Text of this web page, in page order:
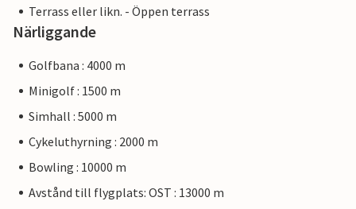
Terrass eller likn. - Öppen terrass
Närliggande
Golfbana : 4000 m
Minigolf : 1500 m
Simhall : 5000 m
Cykeluthyrning : 2000 m
Bowling : 10000 m
Avstånd till flygplats: OST : 13000 m